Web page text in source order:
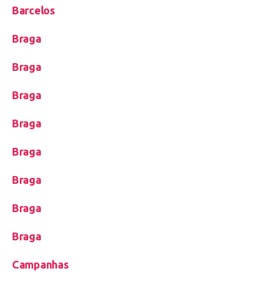
Barcelos
Braga
Braga
Braga
Braga
Braga
Braga
Braga
Braga
Campanhas